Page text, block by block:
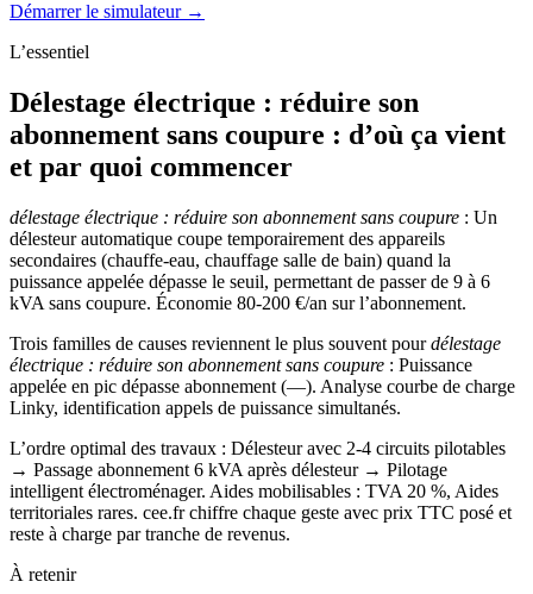
Démarrer le simulateur →
L’essentiel
Délestage électrique : réduire son
abonnement sans coupure : d’où ça vient
et par quoi commencer
délestage électrique : réduire son abonnement sans coupure : Un
délesteur automatique coupe temporairement des appareils
secondaires (chauffe-eau, chauffage salle de bain) quand la
puissance appelée dépasse le seuil, permettant de passer de 9 à 6
kVA sans coupure. Économie 80-200 €/an sur l’abonnement.
Trois familles de causes reviennent le plus souvent pourdélestage
électrique : réduire son abonnement sans coupure : Puissance
appelée en pic dépasse abonnement (—). Analyse courbe de charge
Linky, identification appels de puissance simultanés.
L’ordre optimal des travaux : Délesteur avec 2-4 circuits pilotables
→ Passage abonnement 6 kVA après délesteur → Pilotage
intelligent électroménager. Aides mobilisables : TVA 20 %, Aides
territoriales rares. cee.fr chiffre chaque geste avec prix TTC posé et
reste à charge par tranche de revenus.
À retenir